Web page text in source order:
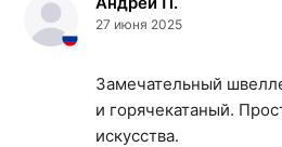
27 июня 2025
Замечательный
и горячекатаный.
искусства.